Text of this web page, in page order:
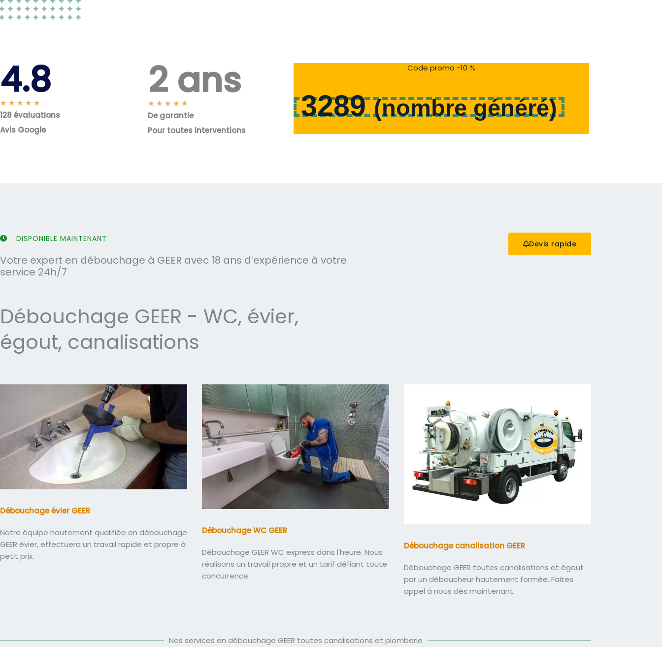
4.8
★ ★ ★ ★ ★
o
t
128 évaluations
Avis Google
2 ans
★ ★ ★ ★ ★
o
De garantie
Pour toutes interventions
Code promo -10 %
3289(nombre généré)
DISPONIBLE MAINTENANT
Votre expert en débouchage à GEER avec 18 ans d’expérience à votre
service 24h/7
Débouchage GEER - WC, évier,
égout, canalisations
Devis rapide
Débouchage évier GEER
Notre équipe hautement qualifiée en débouchage
GEER évier, effectuera un travail rapide et propre à
petit prix.
Débouchage WC GEER
Débouchage GEER WC express dans l'heure. Nous
réalisons un travail propre et un tarif défiant toute
concurrence.
Débouchage canalisation GEER
Débouchage GEER toutes canalisations et égout
par un déboucheur hautement formée. Faites
appel à nous dès maintenant.
Nos services en débouchage GEER toutes canalisations et plomberie